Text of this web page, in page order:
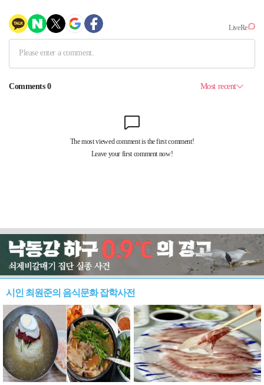
시인 최원준의 음식문화 잡학사전